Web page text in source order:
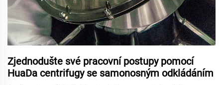
Zjednodušte své pracovní postupy pomocí
HuaDa centrifugy se samonosným odkládáním